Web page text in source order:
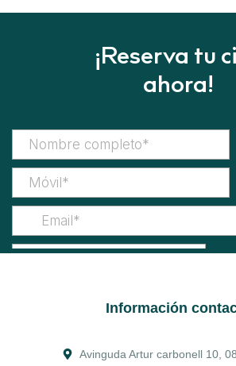
¡Reserva tu
ahora!
Información
Avinguda Artur carbonell 10,